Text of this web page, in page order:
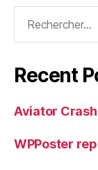
Recent
Aviator
WPPoster